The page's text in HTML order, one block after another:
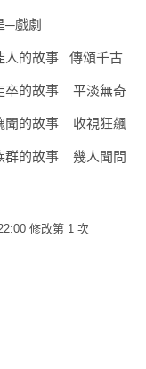
─戲劇
人的故事 傳頌千古
走卒的故事 平淡無
聞的故事 收視狂飆
群的故事 幾人聞問
修改第 1 次